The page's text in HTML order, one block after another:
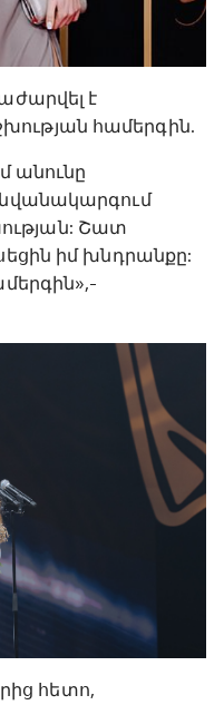
է
համերգին.
անունը
Շատ
իմ խնդրանքը:
հետո,